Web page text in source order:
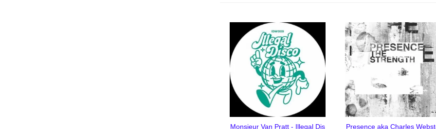
Monsieur Van Pratt - Illegal Dis
Presence aka Charles